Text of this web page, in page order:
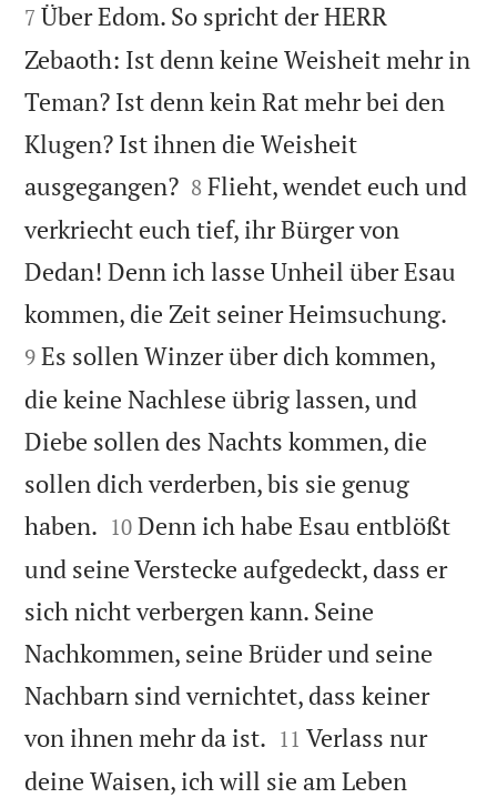


7 Über Edom. So spricht der HERR
Zebaoth: Ist denn keine Weisheit mehr in
Teman? Ist denn kein Rat mehr bei den
Klugen? Ist ihnen die Weisheit
ausgegangen?
8 Flieht, wendet euch und
verkriecht euch tief, ihr Bürger von
Dedan! Denn ich lasse Unheil über Esau
kommen, die Zeit seiner Heimsuchung.
9 Es sollen Winzer über dich kommen,
die keine Nachlese übrig lassen, und
Diebe sollen des Nachts kommen, die
sollen dich verderben, bis sie genug
haben. 

10 Denn ich habe Esau entblößt
und seine Verstecke aufgedeckt, dass er
sich nicht verbergen kann. Seine
Nachkommen, seine Brüder und seine
Nachbarn sind vernichtet, dass keiner
von ihnen mehr da ist. 

11 Verlass nur
deine Waisen, ich will sie am Leben